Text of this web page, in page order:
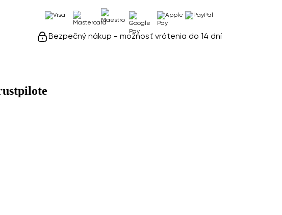
Bezpečný nákup - možnosť vrátenia do 14 dní